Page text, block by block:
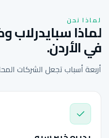
لماذا نحن
لماذا سبايدرلاب
في الأردن.
أربعة أسباب تجعل الشركات